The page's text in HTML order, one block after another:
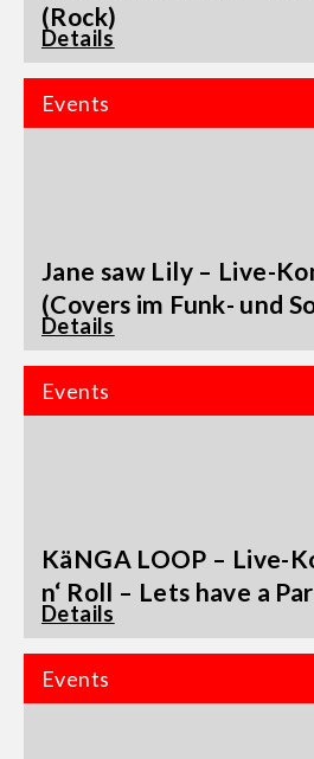
(Rock)
Details
Events
Jane saw Lily – Live-
(Covers im Funk- und
Details
Events
KäNGA LOOP – Live-
n‘ Roll – Lets have a
Details
Events